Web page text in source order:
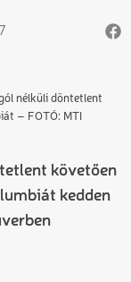
nélküli döntetlent
– FOTÓ: MTI
követően
kedden